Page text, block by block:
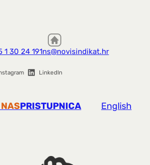
1 30 24 191ns@novisindikat.hr
LinkedIn
PRISTUPNICA English